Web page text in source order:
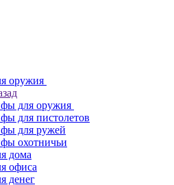
оружия
для оружия
для пистолетов
для ружей
охотничьи
дома
офиса
денег